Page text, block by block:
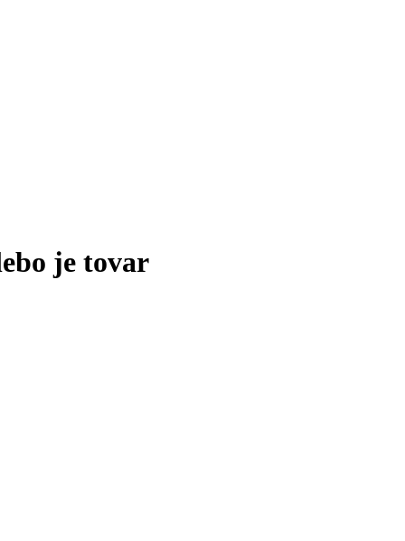
je tovar